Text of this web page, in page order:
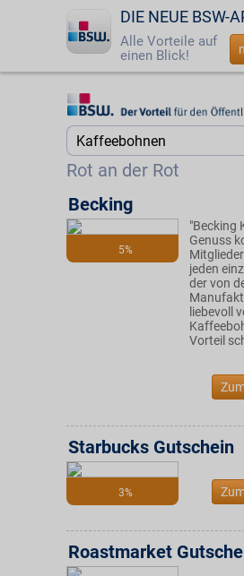
DIE NEUE BSW-
Alle Vorteile auf
einen Blick!
Startseite
Login
☎ 0800 - 279 25 82
Rot an der Rot
Startseite
5%
Becking
"Becking
Genuss
jeden
der von
liebevoll
Vorteil
3%
Starbucks Gutschein
Roastmarket